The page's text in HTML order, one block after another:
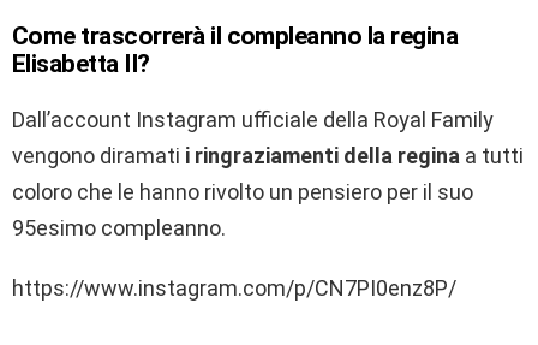
Come trascorrerà il compleanno la regina
Elisabetta II?
Dall’account Instagram ufficiale della Royal Family
vengono diramati i ringraziamenti della regina a tutti
coloro che le hanno rivolto un pensiero per il suo
95esimo compleanno.
https://www.instagram.com/p/CN7PI0enz8P/